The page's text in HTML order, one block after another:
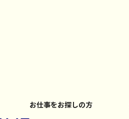
お仕事をお探しの方